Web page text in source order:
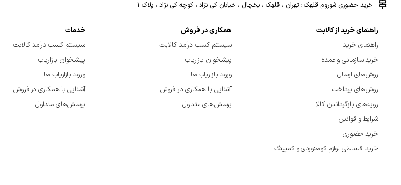
خرید حضوری شوروم قلهک : تهران ، قلهک ، یخچال ، خیابان کی نژاد ، کوچه کی نژاد ، پلاک ۱
راهنمای خرید از کالابت
راهنمای خرید
خرید سازمانی و عمده
روش‌های ارسال
روش‌های پرداخت
رویه‌های بازگرداندن کالا
شرایط و قوانین
خرید حضوری
خرید اقساطی لوازم کوهنوردی و کمپینگ
همکاری در فروش
سیستم کسب درآمد کالابت
پیشخوان بازاریاب
ورود بازاریاب ها
آشنایی با همکاری در فروش
پرسش‌های متداول
خدمات
سیستم کسب درآمد کالابت
پیشخوان بازاریاب
ورود بازاریاب ها
آشنایی با همکاری در فروش
پرسش‌های متداول